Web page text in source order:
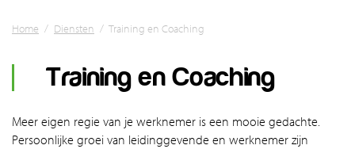
Home / Diensten / Training en Coaching
Training en Coaching
Meer eigen regie van je werknemer is een mooie gedachte.
Persoonlijke groei van leidinggevende en werknemer zijn